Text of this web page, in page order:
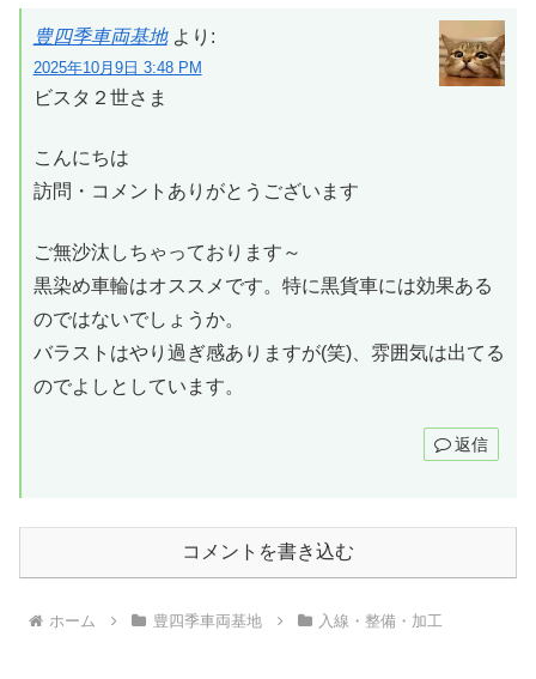
豊四季車両基地 より:
2025年10月9日 3:48 PM
ビスタ２世さま
こんにちは
訪問・コメントありがとうございます
ご無沙汰しちゃっております～
黒染め車輪はオススメです。特に黒貨車には効果ある
のではないでしょうか。
バラストはやり過ぎ感ありますが(笑)、雰囲気は出てる
のでよしとしています。
返信
コメントを書き込む
ホーム 豊四季車両基地 入線・整備・加工